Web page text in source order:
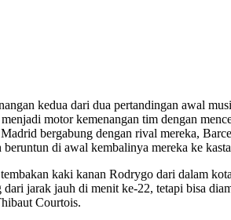
kedua dari dua pertandingan awal
motor kemenangan tim dengan
bergabung dengan rival mereka,
di awal kembalinya mereka ke
kaki kanan Rodrygo dari dalam
jarak jauh di menit ke-22, tetapi bisa
Courtois.